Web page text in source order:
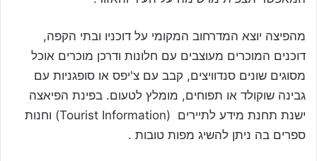
מהפיצה יוצא המדרחוב המקומי על דוכניו ובתי הקפה,
דוכנים המוכרים מעוצבים עם חלונות ודרכן מוכרים אוכל
מסוגים שונים סנדוויצים, קבב עם צ'יפס או סופגניות עם
גבינה שוקולד או תפוחים, מומלץ לטעום. בפינת הפיאצה
ישנת תחנת מידע לתיירים (Tourist Information) וחנות
ספרים בה ניתן להשיג מפות טובות .